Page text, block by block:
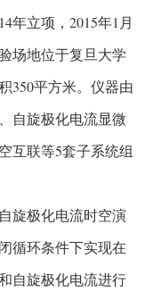
年立项，2015年1月
场地位于复旦大学
350平方米。仪器由
自旋极化电流显微
互联等5套子系统组
旋极化电流时空演
循环条件下实现在
自旋极化电流进行